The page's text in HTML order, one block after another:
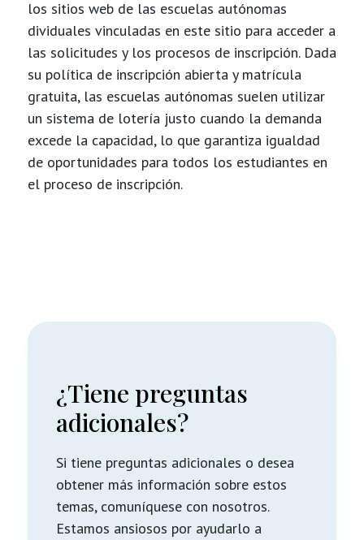
los sitios web de las escuelas autónomas
dividuales vinculadas en este sitio para acceder a
las solicitudes y los procesos de inscripción. Dada
su política de inscripción abierta y matrícula
gratuita, las escuelas autónomas suelen utilizar
un sistema de lotería justo cuando la demanda
excede la capacidad, lo que garantiza igualdad
de oportunidades para todos los estudiantes en
el proceso de inscripción.
¿Tiene preguntas
adicionales?
Si tiene preguntas adicionales o desea
obtener más información sobre estos
temas, comuníquese con nosotros.
Estamos ansiosos por ayudarlo a